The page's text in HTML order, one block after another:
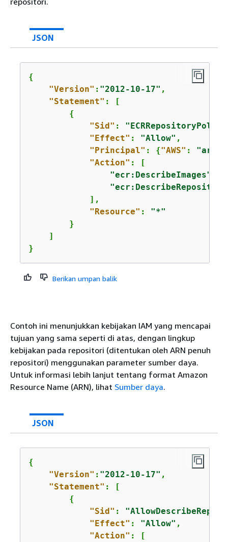
JSON
{
"Version" : "2012-10-17" ,
"Statement" : [
{
"Sid" :
"Effect" : "Allow" ,
"Principal" : {"AWS" :
"Action" : [
"ecr:DescribeImages"
            ],
"Resource" : "*"
        }
    ]
}
Berikan umpan balik
Contoh ini menunjukkan kebijakan IAM yang mencapai
tujuan yang sama seperti di atas, dengan lingkup
kebijakan pada repositori (ditentukan oleh ARN penuh
repositori) menggunakan parameter sumber daya.
Untuk informasi lebih lanjut tentang format Amazon
Resource Name (ARN), lihat Sumber daya.
JSON
{
"Version" : "2012-10-17" ,
"Statement" : [
{
"Sid" :
"Effect" : "Allow" ,
"Action" : [